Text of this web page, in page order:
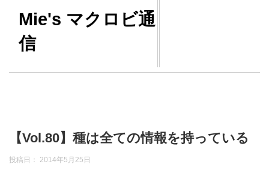
Mie's マクロビ通
信
【Vol.80】種は全ての情報を持っている
投稿日： 2014年5月25日